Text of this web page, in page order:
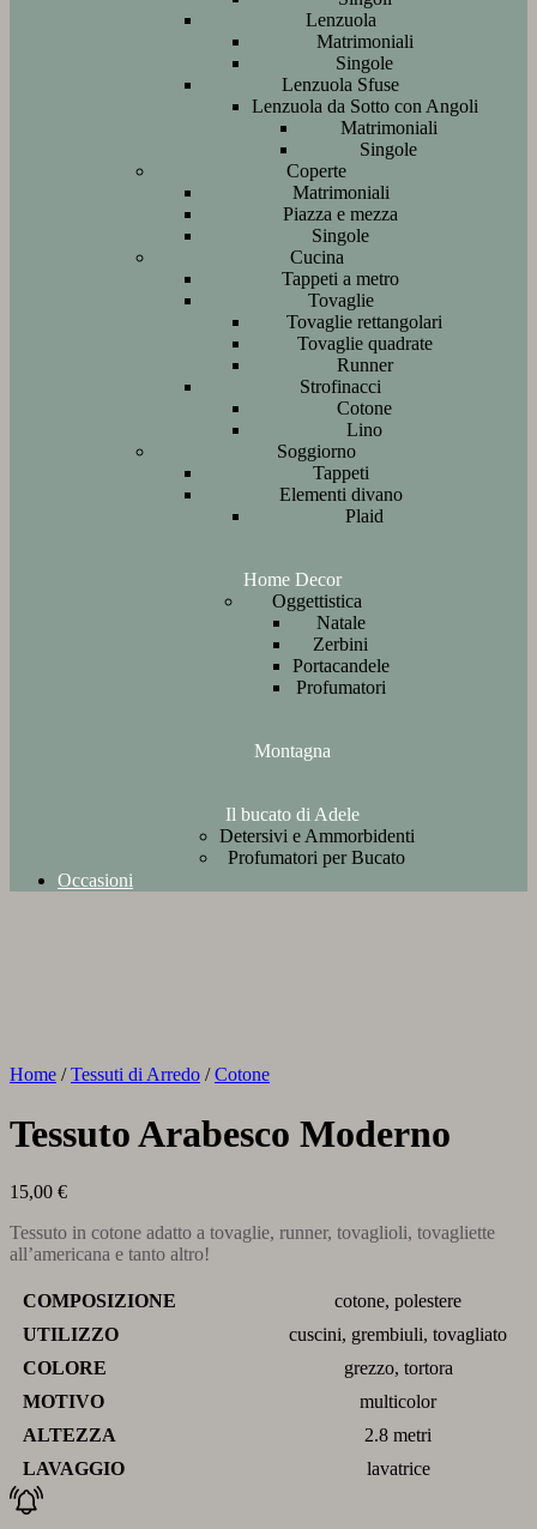
Lenzuola
Matrimoniali
Singole
Lenzuola Sfuse
Lenzuola da Sotto con Angoli
Matrimoniali
Singole
Coperte
Matrimoniali
Piazza e mezza
Singole
Cucina
Tappeti a metro
Tovaglie
Tovaglie rettangolari
Tovaglie quadrate
Runner
Strofinacci
Cotone
Lino
Soggiorno
Tappeti
Elementi divano
Plaid
Home Decor
Oggettistica
Natale
Zerbini
Portacandele
Profumatori
Montagna
Il bucato di Adele
Detersivi e Ammorbidenti
Profumatori per Bucato
Occasioni
Home / Tessuti di Arredo / Cotone
Tessuto Arabesco Moderno
15,00 €
Tessuto in cotone adatto a tovaglie, runner, tovaglioli, tovagliette
all’americana e tanto altro!
COMPOSIZIONE
cotone, polestere
UTILIZZO
cuscini, grembiuli, tovagliato
COLORE
grezzo, tortora
MOTIVO
multicolor
ALTEZZA
2.8 metri
LAVAGGIO
lavatrice